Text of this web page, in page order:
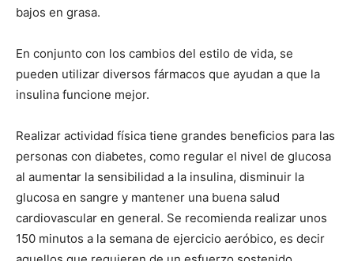
bajos en grasa.
En conjunto con los cambios del estilo de vida, se
pueden utilizar diversos fármacos que ayudan a que la
insulina funcione mejor.
Realizar actividad física tiene grandes beneficios para las
personas con diabetes, como regular el nivel de glucosa
al aumentar la sensibilidad a la insulina, disminuir la
glucosa en sangre y mantener una buena salud
cardiovascular en general. Se recomienda realizar unos
150 minutos a la semana de ejercicio aeróbico, es decir